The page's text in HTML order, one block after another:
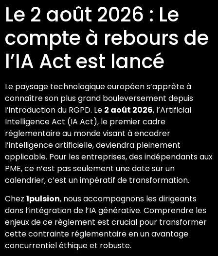
Le 2 août 2026 : Le
compte à rebours de
l’IA Act est lancé
Le paysage technologique européen s’apprête à
connaître son plus grand bouleversement depuis
l’introduction du RGPD. Le 2 août 2026, l’Artificial
Intelligence Act (IA Act), le premier cadre
réglementaire au monde visant à encadrer
l’intelligence artificielle, deviendra pleinement
applicable. Pour les entreprises, des indépendants aux
PME, ce n’est pas seulement une date sur un
calendrier, c’est un impératif de transformation.
Chez 1pulsion, nous accompagnons les dirigeants
dans l’intégration de l’IA générative. Comprendre les
enjeux de ce règlement est crucial pour transformer
cette contrainte réglementaire en un avantage
concurrentiel éthique et robuste.